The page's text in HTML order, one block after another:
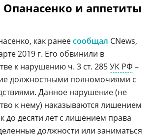
и аппетиты
как ранеесообщал CNews,
2019 г. Его обвинили в
к нарушению ч. 3 ст. 285УК РФ –
должностными полномочиями с
Данное нарушение (не
к нему) наказываются лишением
до десяти лет с лишением права
должности или заниматься